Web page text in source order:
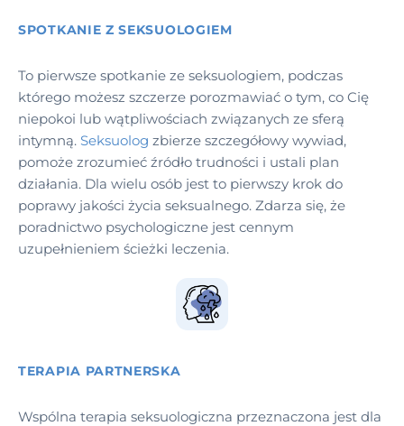
SPOTKANIE Z SEKSUOLOGIEM
To pierwsze spotkanie ze seksuologiem, podczas
którego możesz szczerze porozmawiać o tym, co Cię
niepokoi lub wątpliwościach związanych ze sferą
intymną. Seksuolog zbierze szczegółowy wywiad,
pomoże zrozumieć źródło trudności i ustali plan
działania. Dla wielu osób jest to pierwszy krok do
poprawy jakości życia seksualnego. Zdarza się, że
poradnictwo psychologiczne jest cennym
uzupełnieniem ścieżki leczenia.
TERAPIA PARTNERSKA
Wspólna terapia seksuologiczna przeznaczona jest dla